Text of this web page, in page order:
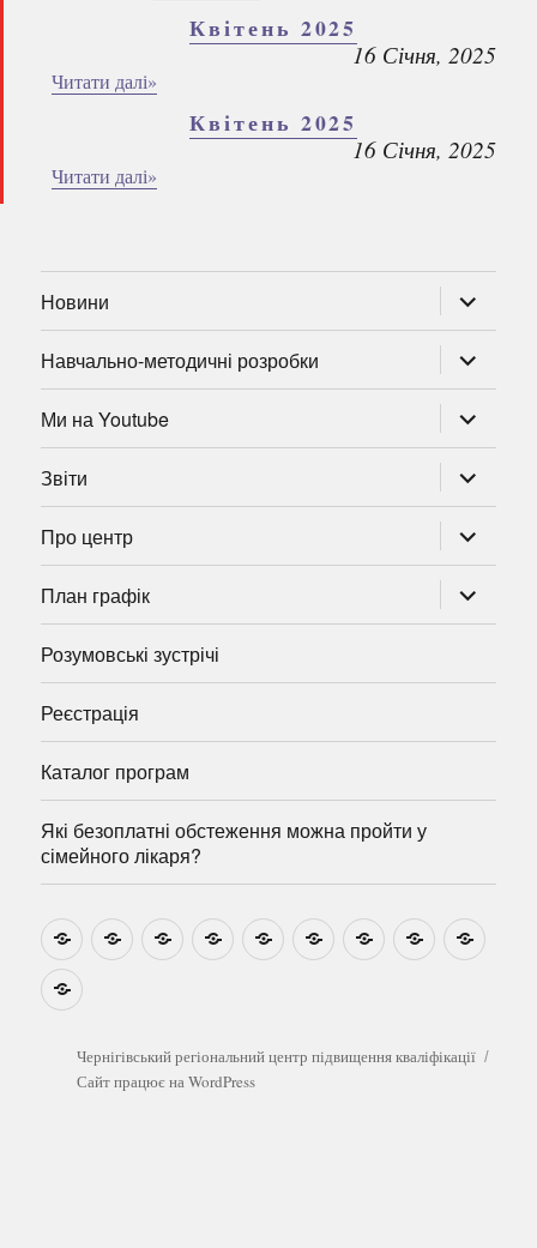
Квітень 2025
16 Січня, 2025
Читати далі»
Квітень 2025
16 Січня, 2025
Читати далі»
Новини
підменю
Навчально-методичні розробки
підменю
Ми на Youtube
підменю
Звіти
підменю
Про центр
підменю
План графік
підменю
Розумовські зустрічі
Реєстрація
Каталог програм
Які безоплатні обстеження можна пройти у
сімейного лікаря?
НовиниНавчально-
методичні
Ми
на
Звіти Про
центр
План
графік
Розумовські
зустрічі
Реєстрація
Які
безоплатні
можна
пройти
у
Чернігівський регіональний центр підвищення кваліфікації
Сайт працює на WordPress